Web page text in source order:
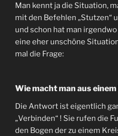
Man kennt ja die Situation,
mit den Befehlen „Stutzen“
und schon hat man
eine eher unschöne
mal die Frage:
Wie macht man aus
Die Antwort ist eigentlich
„Verbinden“ ! Sie rufen die
den Bogen der zu einem